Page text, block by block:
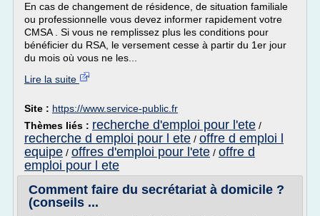
En cas de changement de résidence, de situation familiale
ou professionnelle vous devez informer rapidement votre
CMSA . Si vous ne remplissez plus les conditions pour
bénéficier du RSA, le versement cesse à partir du 1er jour
du mois où vous ne les...
Lire la suite
Site : https://www.service-public.fr
Thèmes liés : recherche d'emploi pour l'ete /
recherche d emploi pour l ete / offre d emploi l
equipe / offres d'emploi pour l'ete / offre d
emploi pour l ete
Comment faire du secrétariat à domicile ?
(conseils ...